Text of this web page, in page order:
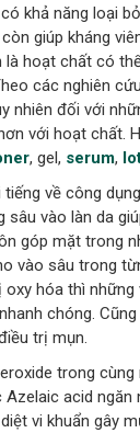
có khả năng loại
giúp kháng
hoạt chất có
các nghiên
nhiên đối với
với hoạt chất.
, gel, serum,
về công
vào làn da
góp mặt trong
vào sâu trong
hóa thì
chóng.
trị mụn.
trong
acid
vi khuẩn gây